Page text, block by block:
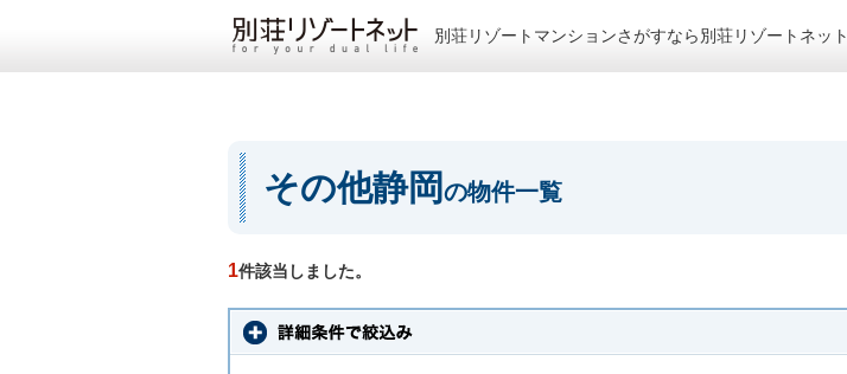
別荘リゾートマンションさがすなら別荘リゾートネット
その他静岡の物件一覧
1件該当しました。